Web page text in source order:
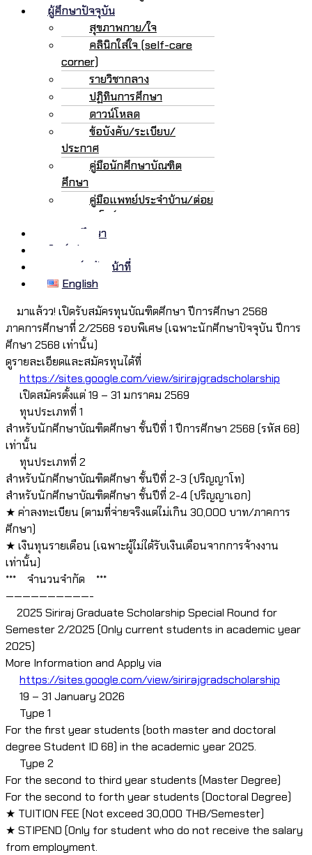
ผู้ศึกษาปัจจุบัน
สุขภาพกาย/ใจ
คลินิกใส่ใจ (self-care
corner)
รายวิชากลาง
ปฏิทินการศึกษา
ดาวน์โหลด
ข้อบังคับ/ระเบียบ/
ประกาศ
คู่มือนักศึกษาบัณฑิต
ศึกษา
คู่มือแพทย์ประจำบ้าน/ต่อย
อด/เฟลโลว์
ทุนการศึกษา
ศิษย์เก่า
อาจารย์/เจ้าหน้าที่
English
มาแล้วว! เปิดรับสมัครทุนบัณฑิตศึกษา ปีการศึกษา 2568
ภาคการศึกษาที่ 2/2568 รอบพิเศษ (เฉพาะนักศึกษาปัจจุบัน ปีการ
ศึกษา 2568 เท่านั้น)
ดูรายละเอียดและสมัครทุนได้ที่
https://sites.google.com/view/sirirajgradscholarship
เปิดสมัครตั้งแต่ 19 – 31 มกราคม 2569
ทุนประเภทที่ 1
สำหรับนักศึกษาบัณฑิตศึกษา ชั้นปีที่ 1 ปีการศึกษา 2568 (รหัส 68)
เท่านั้น
ทุนประเภทที่ 2
สำหรับนักศึกษาบัณฑิตศึกษา ชั้นปีที่ 2-3 (ปริญญาโท)
สำหรับนักศึกษาบัณฑิตศึกษา ชั้นปีที่ 2-4 (ปริญญาเอก)
★ ค่าลงทะเบียน (ตามที่จ่ายจริงแต่ไม่เกิน 30,000 บาท/ภาคการ
ศึกษา)
★ เงินทุนรายเดือน (เฉพาะผู้ไม่ได้รับเงินเดือนจากการจ้างงาน
เท่านั้น)
***
จำนวนจำกัด
***
——————————-
2025 Siriraj Graduate Scholarship Special Round for
Semester 2/2025 (Only current students in academic year
2025)
More Information and Apply via
https://sites.google.com/view/sirirajgradscholarship
19 – 31 January 2026
Type 1
For the first year students (both master and doctoral
degree Student ID 68) in the academic year 2025.
Type 2
For the second to third year students (Master Degree)
For the second to forth year students (Doctoral Degree)
★ TUITION FEE (Not exceed 30,000 THB/Semester)
★ STIPEND (Only for student who do not receive the salary
from employment.